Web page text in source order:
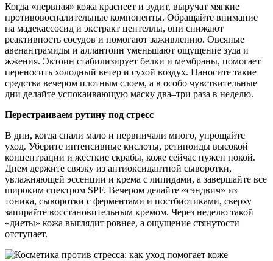
Когда «нервная» кожа краснеет и зудит, выручат мягкие
противовоспалительные компоненты. Обращайте внимание
на мадекассосид и экстракт центеллы, они снижают
реактивность сосудов и помогают заживлению. Овсяные
авенантрамиды и аллантоин уменьшают ощущение зуда и
жжения. Эктоин стабилизирует белки и мембраны, помогает
переносить холодный ветер и сухой воздух. Наносите такие
средства вечером плотным слоем, а в особо чувствительные
дни делайте успокаивающую маску два–три раза в неделю.
Перестраиваем рутину под стресс
В дни, когда спали мало и нервничали много, упрощайте
уход. Уберите интенсивные кислоты, ретиноиды высокой
концентрации и жесткие скрабы, коже сейчас нужен покой.
Днем держите связку из антиоксидантной сыворотки,
увлажняющей эссенции и крема с липидами, а завершайте все
широким спектром SPF. Вечером делайте «сэндвич» из
тоника, сыворотки с ферментами и постбиотиками, сверху
запирайте восстановительным кремом. Через неделю такой
«диеты» кожа выглядит ровнее, а ощущение стянутости
отступает.